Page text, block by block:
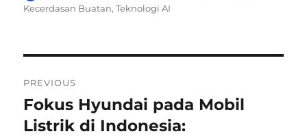
on
Kecerdasan Buatan,Teknologi AI
pos
PREVIOUS
Previous
post:
Fokus Hyundai pada Mobil
Listrik di Indonesia: